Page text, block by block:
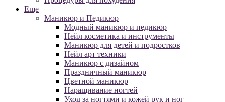
Еще
Маникюр и Педикюр
Модный маникюр и педикюр
Нейл косметика и инструменты
Маникюр для детей и подростков
Нейл арт техники
Маникюр с дизайном
Праздничный маникюр
Цветной маникюр
Наращивание ногтей
Уход за ногтями и кожей рук и ног